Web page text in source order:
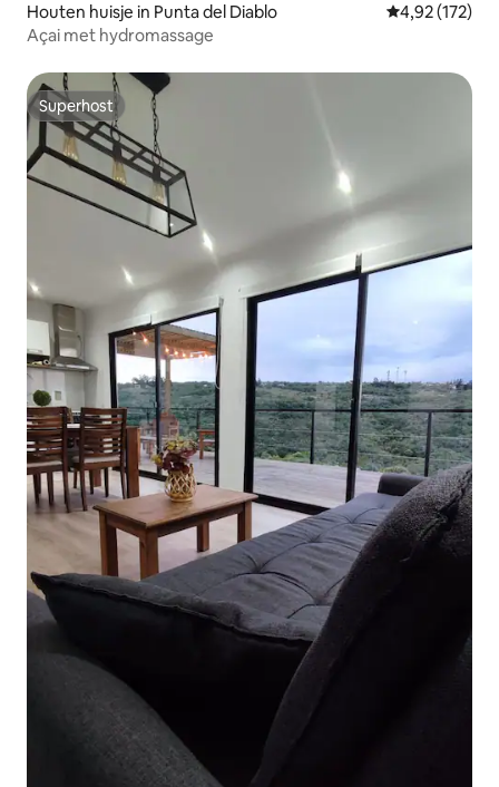
Houten huisje in Punta del Diablo Gemiddelde
4,92 (172)
Açai met hydromassage
Superhost
Superhost